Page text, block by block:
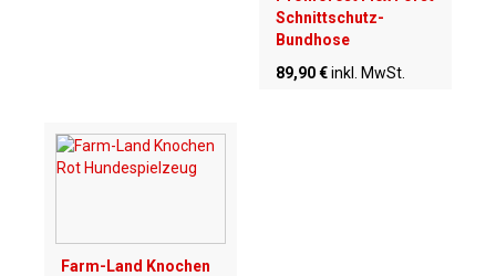
Schnittschutz-
Bundhose
89,90 €inkl. MwSt.
Farm-Land Knochen